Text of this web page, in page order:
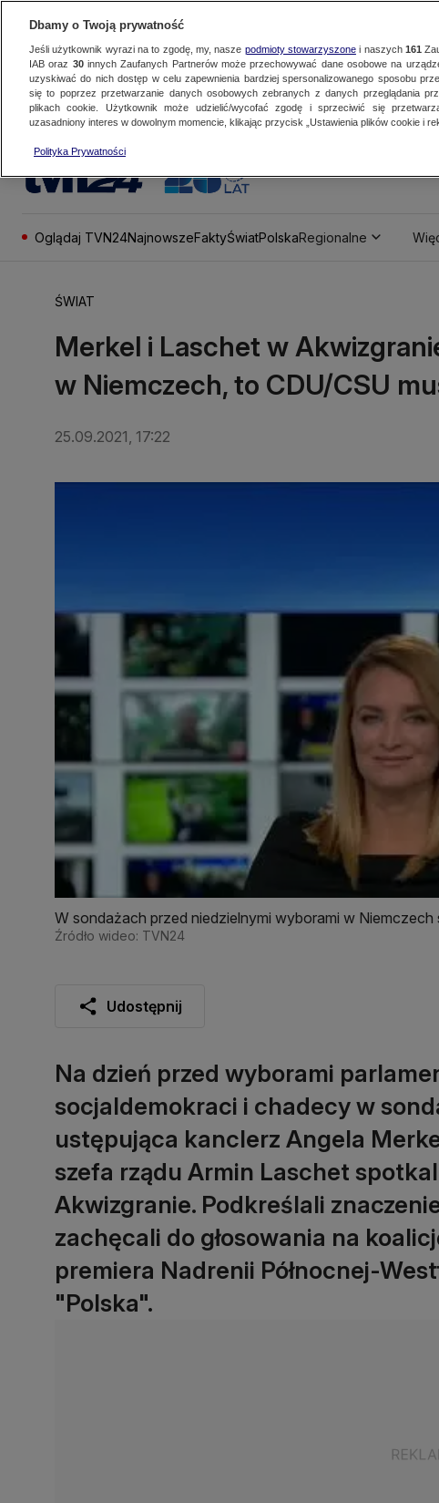
Oglądaj TVN24NajnowszeFaktyŚwiatPolskaRegionalne
ŚWIAT
Merkel i Laschet w
w Niemczech, to CDU/CSU
25.09.2021, 17:22
W sondażach przed niedzielnymi wyborami w Niemczech
Źródło wideo: TVN24
Udostępnij
Na dzień przed wyborami
socjaldemokraci i chadecy w
ustępująca kanclerz Angela
szefa rządu Armin Laschet
Akwizgranie. Podkreślali
zachęcali do głosowania na
premiera Nadrenii Północnej-
"Polska".
Dbamy o Twoją prywatność
Jeśli użytkownik wyrazi na to zgodę, my, nasze podmioty stowarzyszonei naszych 161
IAB oraz 30innych Zaufanych Partnerów może przechowywać dane osobowe na
uzyskiwać do nich dostęp w celu zapewnienia bardziej spersonalizowanego sposobu
się to poprzez przetwarzanie danych osobowych zebranych z danych przeglądania
plikach cookie. Użytkownik może udzielić/wycofać zgodę i sprzeciwić się
uzasadniony interes w dowolnym momencie, klikając przycisk „Ustawienia plików cookie i
Polityka Prywatności